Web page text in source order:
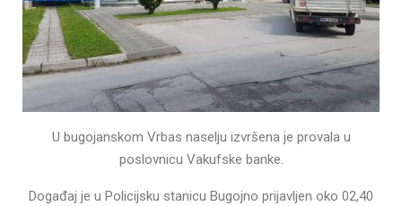
U bugojanskom Vrbas naselju izvršena je provala u
poslovnicu Vakufske banke.
Događaj je u Policijsku stanicu Bugojno prijavljen oko 02,40